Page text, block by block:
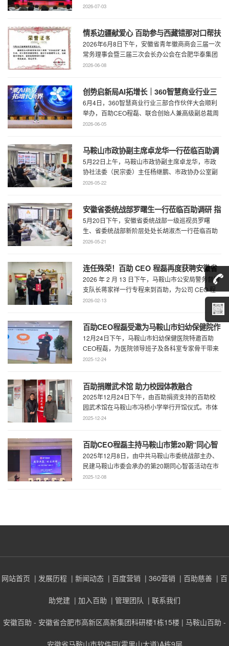
工人文化宫职工剧场精彩上演。本场音乐会由 ...
2026-07-03
情系边疆献爱心 百助参与西藏错那对口帮扶
行动
2026年6月8日下午，安徽省青年徽商商会三届一次
常务理事会暨三届三次会长办公会在合肥华泰集团
召开。...
2026-06-08
创势启新局AI拓增长｜360智慧商业行业三
部合作伙伴大会圆满召开
6月4日，360智慧商业行业三部合作伙伴大会顺利
举办，百助CEO程磊、联合创始人兼高级副总裁周
慧受邀参会，与360集团副总裁黄剑及行业各合作
2026-06-05
马鞍山市政协副主席卓龙华一行莅临百助调
研指导工作
5月22日上午，马鞍山市政协副主席卓龙华，市政
协社法委（民宗委）主任杨继鹏、市政协办公室副
主任何慧、市政协专委会综合五科副科长 ...
2026-05-22
安徽省委统战部罗曙生一行莅临百助调研 指
导新阶层人士工作
5月20日下午，安徽省委统战部一级巡视员罗曙
生、省委统战部新阶层处处长胡淑杰一行莅临百助
走访调研，马鞍山市委统战部副部长王林陪 ...
2026-05-21
连任殊荣！百助 CEO 程磊再度获聘安徽省
公安厅党风政风警风监督员
2026 年 2 月 13 日下午，马鞍山市公安局警务督审
支队长蒋家祥一行专程来到百助，为公司 CEO 程
磊现场颁发安徽省公安厅党风 ...
2026-02-13
百助CEO程磊受邀为马鞍山市妇幼保健院作
专题演讲 共绘“超越医疗”发展新蓝图
12月24日下午，马鞍山市妇幼保健医院特邀百助
CEO程磊，为医院领导班子及各科室专家骨干带来
了一场题为《预见趋势，定义未来——为 ...
2025-12-24
百助捐赠武术馆 助力校园体教融合
2025年12月24日下午，由百助捐资支持的百助校
园武术馆在马鞍山市冯桥小学举行开馆仪式。市体
育局王鹏处长、花山区教育局华俊局长、 ...
2025-12-24
百助CEO程磊主持马鞍山市第20期“同心智
荟” 共谋数字马鞍山超级门户建设新蓝图
2025年12月8日，由中共马鞍山市委统战部主办、
民建马鞍山市委会承办的第20期同心智荟活动在市
会议中心隆重举行。本期活动聚焦数智共 ...
2025-12-08
网站首页 | 发展历程 | 新闻动态 | 百度营销 | 360营销 | 百助慈善 | 百
助党建 | 加入百助 | 管理团队 | 联系我们
安徽百助 - 安徽省合肥市高新区高新集团科研楼1栋15楼 | 马鞍山百助 -
安徽省马鞍山市软件园(霍里山大道)A栋9层